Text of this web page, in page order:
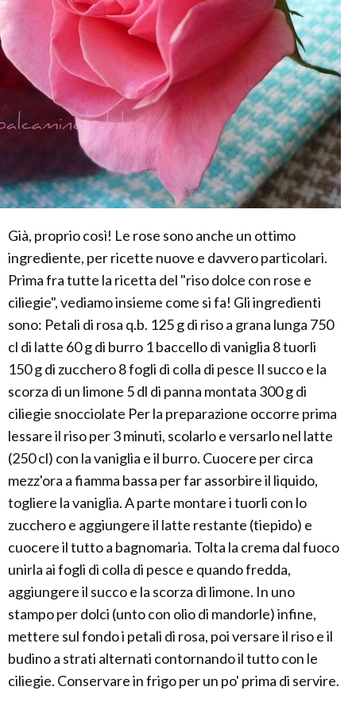
Già, proprio così! Le rose sono anche un ottimo
ingrediente, per ricette nuove e davvero particolari.
Prima fra tutte la ricetta del "riso dolce con rose e
ciliegie", vediamo insieme come si fa! Gli ingredienti
sono: Petali di rosa q.b. 125 g di riso a grana lunga 750
cl di latte 60 g di burro 1 baccello di vaniglia 8 tuorli
150 g di zucchero 8 fogli di colla di pesce Il succo e la
scorza di un limone 5 dl di panna montata 300 g di
ciliegie snocciolate Per la preparazione occorre prima
lessare il riso per 3 minuti, scolarlo e versarlo nel latte
(250 cl) con la vaniglia e il burro. Cuocere per circa
mezz'ora a fiamma bassa per far assorbire il liquido,
togliere la vaniglia. A parte montare i tuorli con lo
zucchero e aggiungere il latte restante (tiepido) e
cuocere il tutto a bagnomaria. Tolta la crema dal fuoco
unirla ai fogli di colla di pesce e quando fredda,
aggiungere il succo e la scorza di limone. In uno
stampo per dolci (unto con olio di mandorle) infine,
mettere sul fondo i petali di rosa, poi versare il riso e il
budino a strati alternati contornando il tutto con le
ciliegie. Conservare in frigo per un po' prima di servire.